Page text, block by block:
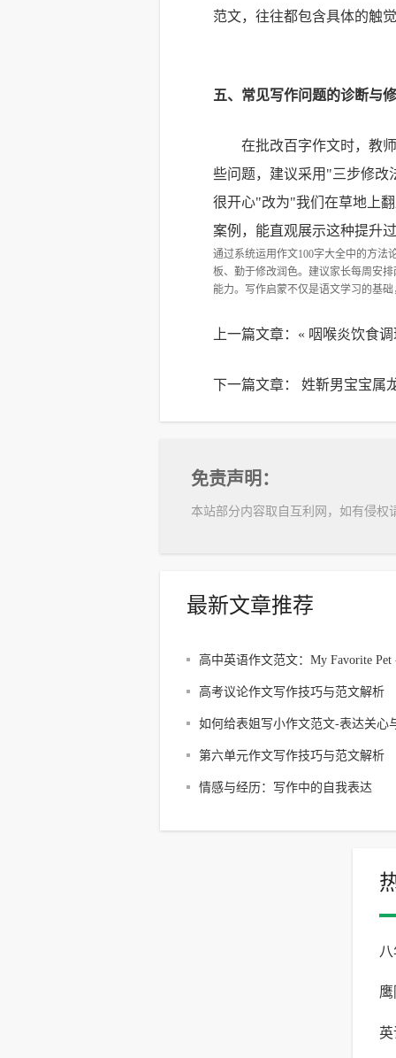
范文，往往都包含具体的触
五、常见写作问题的诊断与
在批改百字作文时，教
些问题，建议采用"三步修改
很开心"改为"我们在草地上
案例，能直观展示这种提升
通过系统运用作文100字大全中的方法
板、勤于修改润色。建议家长每周安
能力。写作启蒙不仅是语文学习的基
上一篇文章：« 咽喉炎饮食
下一篇文章：姓靳男宝宝属
免责声明：
本站部分内容取自互利网，如有侵权
最新文章推荐
高中英语作文范文：My Favorite Pet
Cat高考议论作文写作技巧与范文解析
如何给表姐写小作文范文-表达关心
福第六单元作文写作技巧与范文解析
情感与经历：写作中的自我表达
写